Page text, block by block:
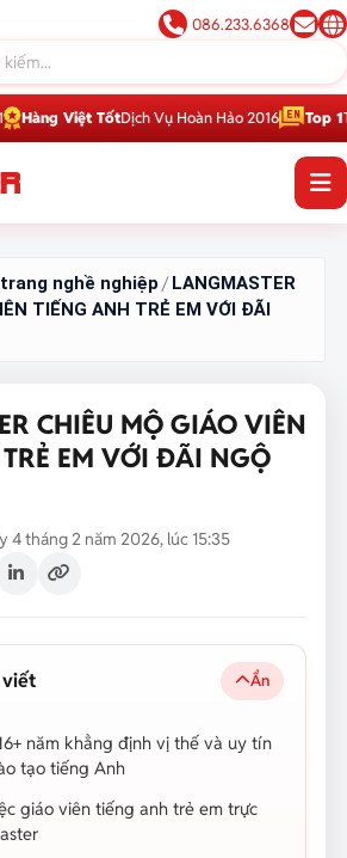
086.233.6368
Dịch Vụ Hoàn Hảo 2016 Top 1Thương Hiệu
nghề nghiệp /LANGMASTER
TIẾNG ANH TRẺ EM VỚI ĐÃI
CHIÊU MỘ GIÁO VIÊN
EM VỚI ĐÃI NGỘ
4 tháng 2 năm 2026, lúc 15:35
viết Ẩn
năm khẳng định vị thế và uy tín
tạo tiếng Anh
giáo viên tiếng anh trẻ em trực